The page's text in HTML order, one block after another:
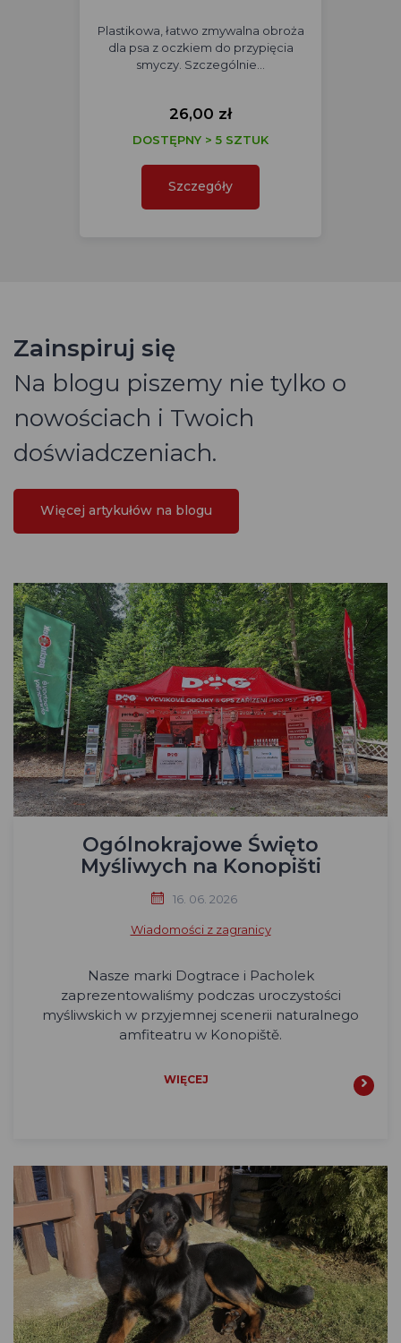
Plastikowa, łatwo zmywalna obroża
dla psa z oczkiem do przypięcia
smyczy. Szczególnie…
26,00 zł
DOSTĘPNY > 5 SZTUK
Szczegóły
Zainspiruj się
Na blogu piszemy nie tylko o
nowościach i Twoich
doświadczeniach.
Więcej artykułów na blogu
Ogólnokrajowe Święto
Myśliwych na Konopišti
16. 06. 2026
Wiadomości z zagranicy
Nasze marki Dogtrace i Pacholek
zaprezentowaliśmy podczas uroczystości
myśliwskich w przyjemnej scenerii naturalnego
amfiteatru w Konopiště.
WIĘCEJ